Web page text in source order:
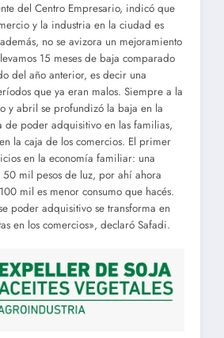
del Centro Empresario, indicó que
y la industria en la ciudad es
no se avizora un mejoramiento
15 meses de baja comparado
del año anterior, es decir una
que ya eran malos. Siempre a la
y abril se profundizó la baja en la
de poder adquisitivo en las familias,
la caja de los comercios. El primer
en la economía familiar: una
mil pesos de luz, por ahí ahora
mil es menor consumo que hacés.
poder adquisitivo se transforma en
en los comercios», declaró Safadi.